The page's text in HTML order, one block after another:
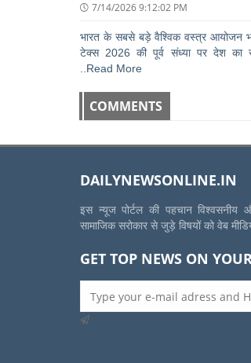
7/14/2026 9:12:02 PM
भारत के सबसे बड़े वैश्विक वस्त्र आयोजन
टेक्स 2026 की पूर्व संध्या पर देश का
..Read More
COMMENTS
DAILYNEWSONLINE.IN
इस न्यूज पोर्टल की पहचान विश्वसनीय
सामाजिक सरोकार से जुड़े विषयों को वेब
GET TOP NEWS ON